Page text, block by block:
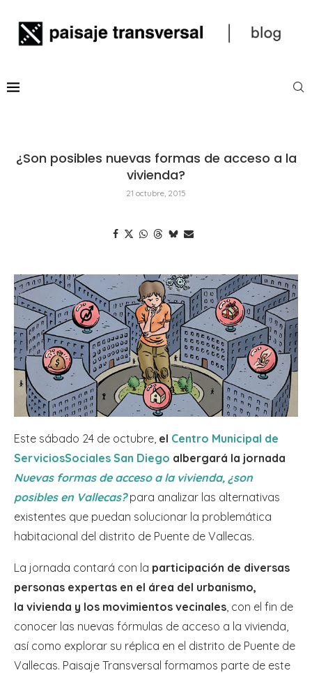
¿Son posibles nuevas formas de acceso a la
vivienda?
21 octubre, 2015
Este sábado 24 de octubre, el Centro Municipal de
ServiciosSociales San Diego albergará la jornada
Nuevas formas de acceso a la vivienda, ¿son
posibles en Vallecas?para analizar las alternativas
existentes que puedan solucionar la problemática
habitacional del distrito de Puente de Vallecas.
La jornada contará con la participación de diversas
personas expertas en el área del urbanismo,
la vivienda y los movimientos vecinales , con el fin de
conocer las nuevas fórmulas de acceso a la vivienda,
así como explorar su réplica en el distrito de Puente de
Vallecas. Paisaje Transversal formamos parte de este